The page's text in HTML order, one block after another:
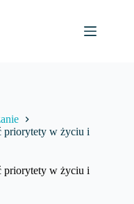
priorytety w życiu i
priorytety w życiu i